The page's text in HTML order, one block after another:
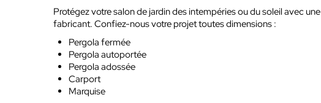
Protégez votre salon de jardin des intempéries ou du soleil avec une
fabricant. Confiez-nous votre projet toutes dimensions :
Pergola fermée
Pergola autoportée
Pergola adossée
Carport
Marquise